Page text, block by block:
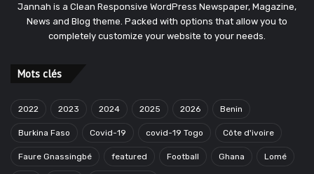
Jannah is a Clean Responsive WordPress Newspaper, Magazine,
News and Blog theme. Packed with options that allow you to
completely customize your website to your needs.
Mots clés
2022 2023 2024 2025 2026 Benin
Burkina Faso Covid-19 covid-19 Togo Côte d'ivoire
Faure Gnassingbé featured Football Ghana Lomé